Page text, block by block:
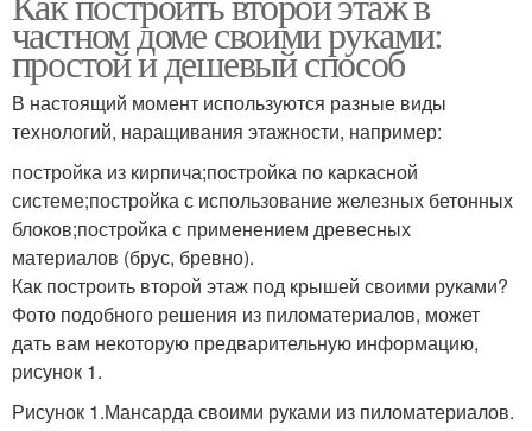
частном доме своими руками:
простой и дешевый способ
В настоящий момент используются разные виды
технологий, наращивания этажности, например:
постройка из кирпича;постройка по каркасной
системе;постройка с использование железных бетонных
блоков;постройка с применением древесных
материалов (брус, бревно).
Как построить второй этаж под крышей своими руками?
Фото подобного решения из пиломатериалов, может
дать вам некоторую предварительную информацию,
рисунок 1.
Рисунок 1.Мансарда своими руками из пиломатериалов.